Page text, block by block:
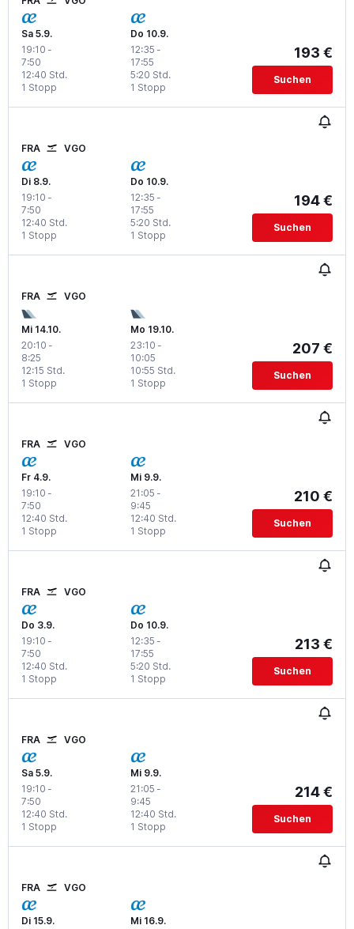
Sa 5.9.
19:10 -
7:50
1 Stopp
12:40 Std.
Do 10.9.
12:35 -
17:55
1 Stopp
5:20 Std.
193 €
Suchen
FRA VGO
Di 8.9.
19:10 -
7:50
1 Stopp
12:40 Std.
Do 10.9.
12:35 -
17:55
1 Stopp
5:20 Std.
194 €
Suchen
FRA VGO
Mi 14.10.
20:10 -
8:25
1 Stopp
12:15 Std.
Mo 19.10.
23:10 -
10:05
1 Stopp
10:55 Std.
207 €
Suchen
FRA VGO
Fr 4.9.
19:10 -
7:50
1 Stopp
12:40 Std.
Mi 9.9.
21:05 -
9:45
1 Stopp
12:40 Std.
210 €
Suchen
FRA VGO
Do 3.9.
19:10 -
7:50
1 Stopp
12:40 Std.
Do 10.9.
12:35 -
17:55
1 Stopp
5:20 Std.
213 €
Suchen
FRA VGO
Sa 5.9.
19:10 -
7:50
1 Stopp
12:40 Std.
Mi 9.9.
21:05 -
9:45
1 Stopp
12:40 Std.
214 €
Suchen
FRA VGO
Di 15.9.
Mi 16.9.